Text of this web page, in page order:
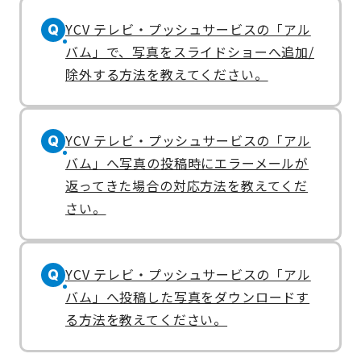
Q YCV テレビ・プッシュサービスの「アル
バム」で、写真をスライドショーへ追加/
除外する方法を教えてください。
Q YCV テレビ・プッシュサービスの「アル
バム」へ写真の投稿時にエラーメールが
返ってきた場合の対応方法を教えてくだ
さい。
Q YCV テレビ・プッシュサービスの「アル
バム」へ投稿した写真をダウンロードす
る方法を教えてください。